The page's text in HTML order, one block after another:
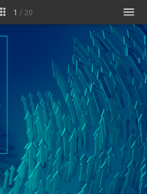
1 / 20